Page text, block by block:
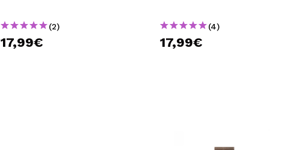
(2)
17,99€
(4)
17,99€